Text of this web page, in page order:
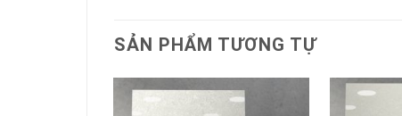
SẢN PHẨM TƯƠNG TỰ